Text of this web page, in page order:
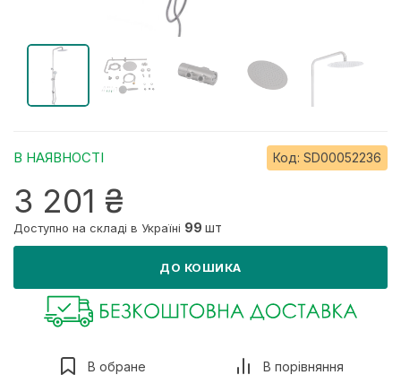
В НАЯВНОСТІ Код: SD00052236
3 201 ₴
Доступно на складі в Україні 99 шт
ДО КОШИКА
В обране В порівняння